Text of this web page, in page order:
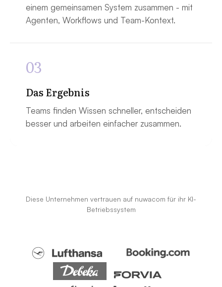
einem gemeinsamen System zusammen - mit
Agenten, Workflows und Team-Kontext.
03
Das Ergebnis
Teams finden Wissen schneller, entscheiden
besser und arbeiten einfacher zusammen.
Diese Unternehmen vertrauen auf nuwacom für ihr KI-
Betriebssystem